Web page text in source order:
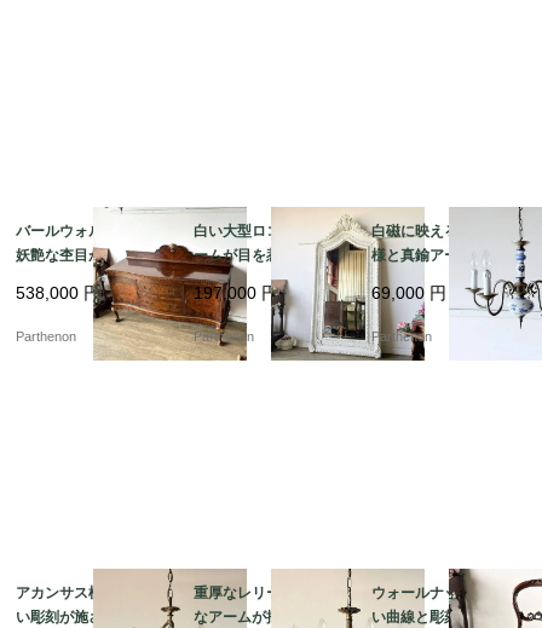
バールウォルナットの
妖艶な杢目が目を惹
く、空間を優雅に彩る
チッペンデール様式の
サイドボード【ds43-
538,000 円
Parthenon
白い大型ロココ調フレ
ームが目を惹く、空間
を優雅に彩るアンティ
ーク調の大型スタンド
ミラー【fo244】
197,000 円
Parthenon
白磁に映える青い花模
様と真鍮アームのコン
トラスト。爽やかな気
品を漂わせる陶器製5灯
式シャンデリア【sy47
6】
69,000 円
Parthenon
アカンサス模様の美し
い彫刻が施されたブラ
重厚なレリーフと優美
なアームが描く気品。
ウォールナットの美し
い曲線と彫刻が目を惹